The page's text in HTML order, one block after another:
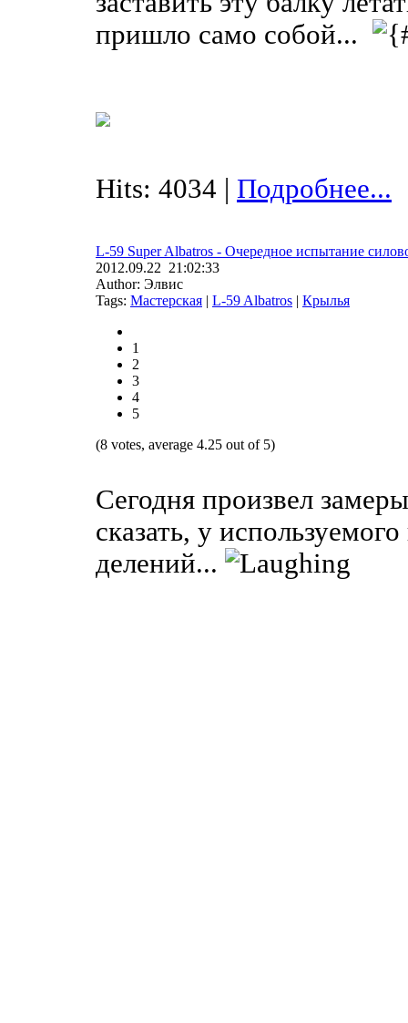
пришло само собой...
Hits: 4034 | Подробнее...
L-59 Super Albatros - Очередное испытание
2012.09.22 21:02:33
Author: Элвис
Tags: Мастерская | L-59 Albatros | Крылья
1
2
3
4
5
(8 votes, average 4.25 out of 5)
Сегодня произвел
сказать, у
делений...